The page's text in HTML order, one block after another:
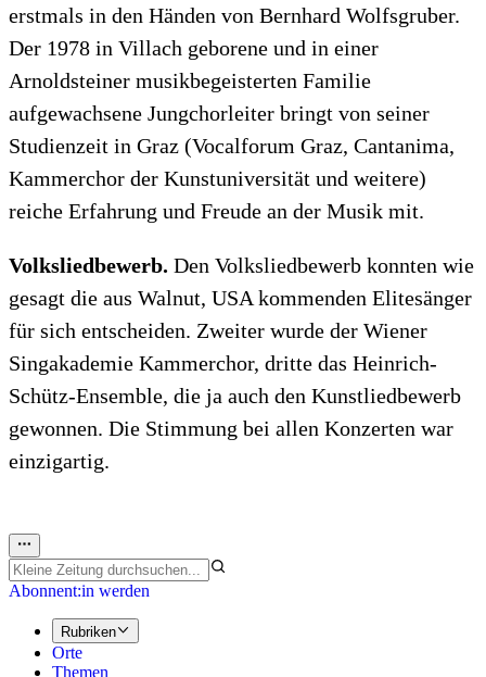
erstmals in den Händen von Bernhard Wolfsgruber.
Der 1978 in Villach geborene und in einer
Arnoldsteiner musikbegeisterten Familie
aufgewachsene Jungchorleiter bringt von seiner
Studienzeit in Graz (Vocalforum Graz, Cantanima,
Kammerchor der Kunstuniversität und weitere)
reiche Erfahrung und Freude an der Musik mit.
Volksliedbewerb. Den Volksliedbewerb konnten wie
gesagt die aus Walnut, USA kommenden Elitesänger
für sich entscheiden. Zweiter wurde der Wiener
Singakademie Kammerchor, dritte das Heinrich-
Schütz-Ensemble, die ja auch den Kunstliedbewerb
gewonnen. Die Stimmung bei allen Konzerten war
einzigartig.
Abonnent:in werden
Rubriken
Orte
Themen